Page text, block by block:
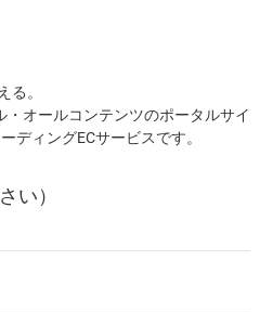
る。
・オールコンテンツのポータルサイ
ディングECサービスです。
い）